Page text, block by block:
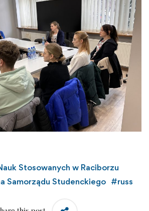
Stosowanych w Raciborzu
Samorządu Studenckiego #russ